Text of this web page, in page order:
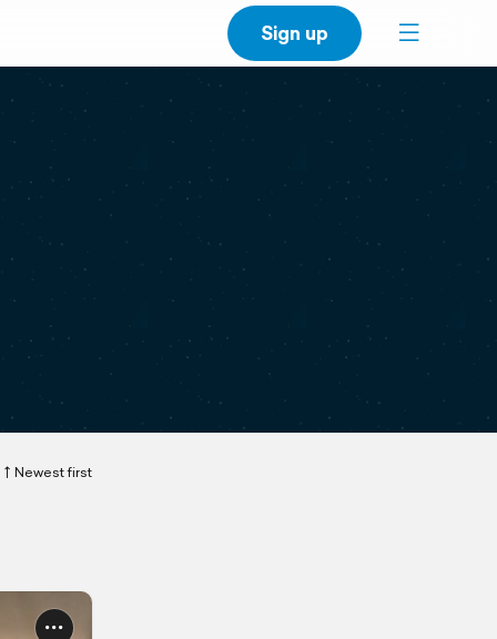
Sign up
Newest first